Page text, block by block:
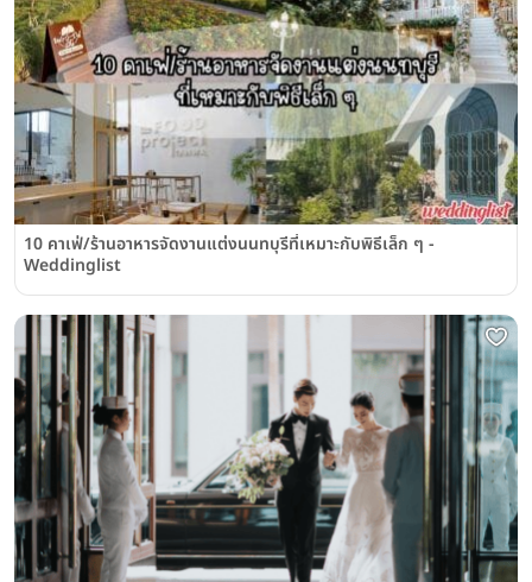
10 คาเฟ่/ร้านอาหารจัดงานแต่งนนทบุรีที่เหมาะกับพิธีเล็ก ๆ -
Weddinglist